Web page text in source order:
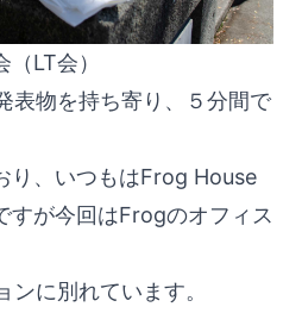
LT会）
表物を持ち寄り、５分間で
り、いつもはFrog House
すが今回はFrogのオフィス
ンに別れています。